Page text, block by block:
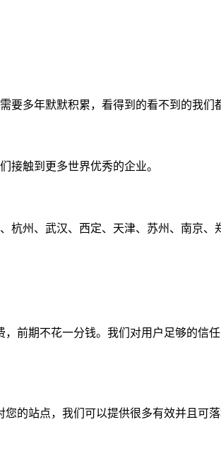
要多年默默积累，看得到的看不到的我们
接触到更多世界优秀的企业。
杭州、武汉、西定、天津、苏州、南京
前期不花一分钱。我们对用户足够的信
的站点，我们可以提供很多有效并且可